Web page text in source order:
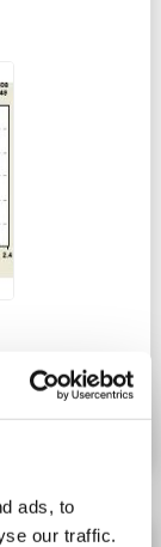
ads, to
our traffic.
Détails